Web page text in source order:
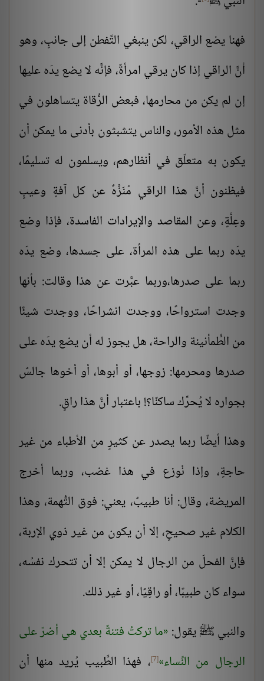
فهنا يضع الراقي، لكن ينبغي التَّفطن إلى جانبٍ، وهو
أنَّ الراقي إذا كان يرقي امرأةً، فإنَّه لا يضع يدَه عليها
إن لم يكن من محارمها، فبعض الرُّقاة يتساهلون في
مثل هذه الأمور، والناس يتشبثون بأدنى ما يمكن أن
يكون به متعلّق في أنظارهم، ويسلمون له تسليمًا،
فيظنون أنَّ هذا الراقي مُنَزَّهٌ عن كل آفةٍ وعيبٍ
وعِلَّةٍ، وعن المقاصد والإيرادات الفاسدة، فإذا وضع
يدَه ربما على هذه المرأة، على جسدها، وضع يدَه
ربما على صدرها،وربما عبَّرت عن هذا وقالت: بأنها
وجدت استرواحًا، ووجدت انشراحًا، ووجدت شيئًا
من الطُّمأنينة والراحة، هل يجوز له أن يضع يدَه على
صدرها ومحرمها: زوجها، أو أبوها، أو أخوها جالسٌ
بجواره لا يُحرِّك ساكنًا؟! باعتبار أنَّ هذا راقٍ.
وهذا أيضًا ربما يصدر عن كثيرٍ من الأطباء من غير
حاجةٍ، وإذا نُوزع في هذا غضب، وربما أخرج
المريضة، وقال: أنا طبيبٌ، يعني: فوق التُّهمة، وهذا
الكلام غير صحيحٍ، إلا أن يكون من غير ذوي الإربة،
فإنَّ الفحلَ من الرجال لا يمكن إلا أن تتحرك نفسُه،
سواء كان طبيبًا، أو راقِيًا، أو غير ذلك.
والنبي ﷺ يقول: ما تركتُ فتنةً بعدي هي أضرّ على
الرجال من النِّساء [7] ، فهذا الطَّبيب يُريد منها أن